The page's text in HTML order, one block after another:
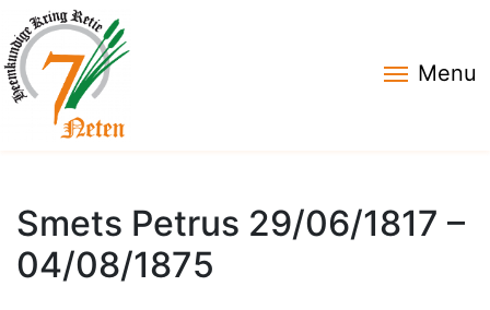
Menu
Smets Petrus 29/06/1817 –
04/08/1875